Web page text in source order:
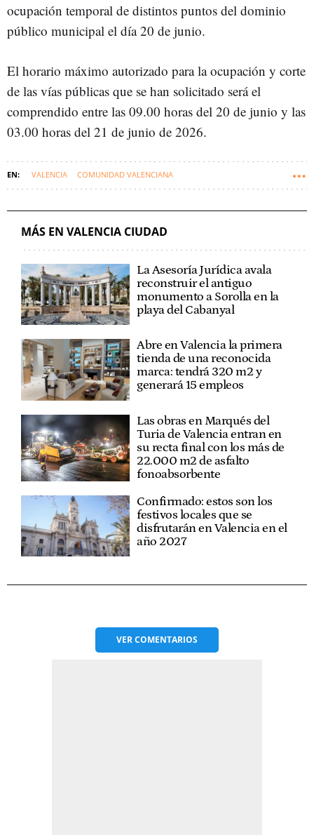
ocupación temporal de distintos puntos del dominio
público municipal el día 20 de junio.
El horario máximo autorizado para la ocupación y corte
de las vías públicas que se han solicitado será el
comprendido entre las 09.00 horas del 20 de junio y las
03.00 horas del 21 de junio de 2026.
VALENCIA COMUNIDAD VALENCIANA
MÁS EN VALENCIA CIUDAD
La Asesoría Jurídica avala
reconstruir el antiguo
monumento a Sorolla en la
playa del Cabanyal
Abre en Valencia la primera
tienda de una reconocida
marca: tendrá 320 m2 y
generará 15 empleos
Las obras en Marqués del
Turia de Valencia entran en
su recta final con los más de
22.000 m2 de asfalto
fonoabsorbente
Confirmado: estos son los
festivos locales que se
disfrutarán en Valencia en el
año 2027
VERCOMENTARIOS